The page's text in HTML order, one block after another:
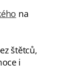
na
štětců,
i